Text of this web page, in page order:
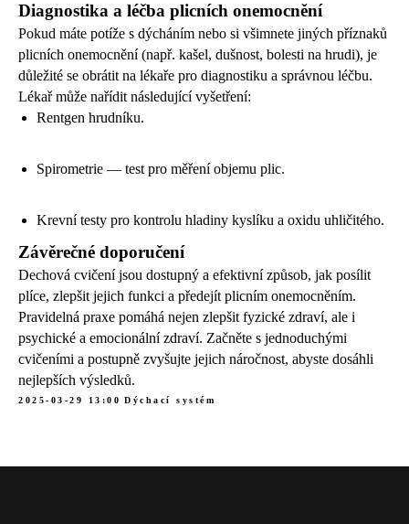
Diagnostika a léčba plicních onemocnění
Pokud máte potíže s dýcháním nebo si všimnete jiných příznaků
plicních onemocnění (např. kašel, dušnost, bolesti na hrudi), je
důležité se obrátit na lékaře pro diagnostiku a správnou léčbu.
Lékař může nařídit následující vyšetření:
Rentgen hrudníku.
Spirometrie — test pro měření objemu plic.
Krevní testy pro kontrolu hladiny kyslíku a oxidu uhličitého.
Závěrečné doporučení
Dechová cvičení jsou dostupný a efektivní způsob, jak posílit
plíce, zlepšit jejich funkci a předejít plicním onemocněním.
Pravidelná praxe pomáhá nejen zlepšit fyzické zdraví, ale i
psychické a emocionální zdraví. Začněte s jednoduchými
cvičeními a postupně zvyšujte jejich náročnost, abyste dosáhli
nejlepších výsledků.
2025-03-29 13:00 Dýchací systém